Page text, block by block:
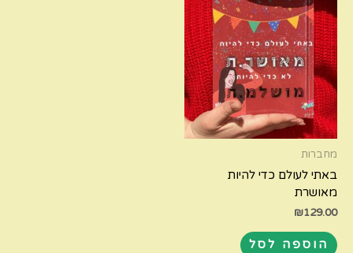
מחברות
באתי לעולם כדי להיות
מאושרת
₪129.00
הוספה לסל